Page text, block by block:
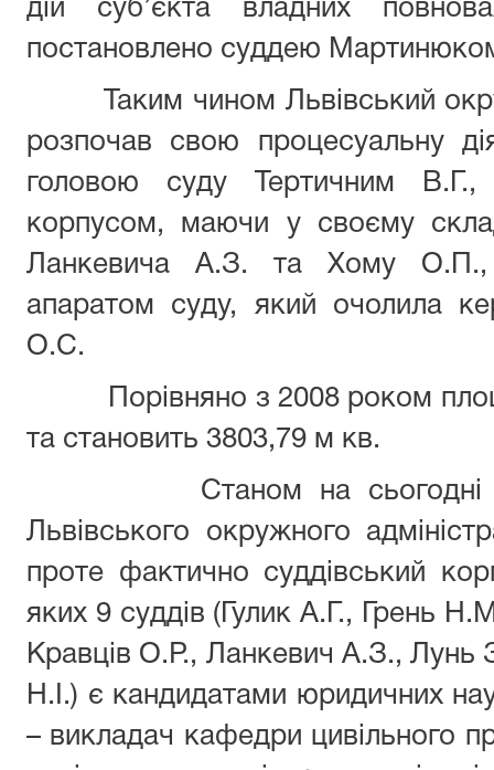
дій суб’єкта владних
постановлено суддею
Таким чином Львівський
розпочав свою процесуальну
головою суду Тертичним В.Г.,
корпусом, маючи у своєму
Ланкевича А.З. та Хому О.П.,
апаратом суду, який очолила
О.С.
Порівняно з 2008 роком
та становить 3803,79 м кв.
Станом на сьогодні
Львівського окружного
проте фактично суддівський
яких 9 суддів (Гулик А.Г., Грень
Кравців О.Р., Ланкевич А.З.,
Н.І.) є кандидатами юридичних
– викладач кафедри цивільного